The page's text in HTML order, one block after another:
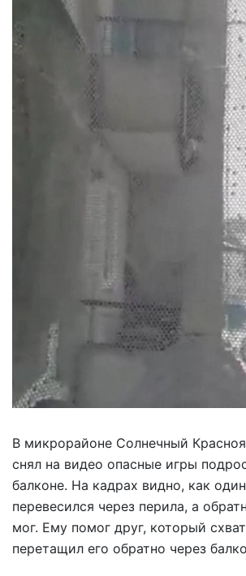
В микрорайоне Солнечный
снял на видео опасные игры
балконе. На кадрах видно, как
перевесился через перила, а
мог. Ему помог друг, который
перетащил его обратно через